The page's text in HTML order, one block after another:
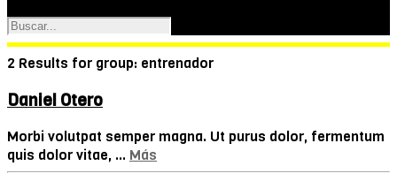
2 Results for group: entrenador
Daniel Otero
Morbi volutpat semper magna. Ut purus dolor, fermentum
quis dolor vitae, ... Más